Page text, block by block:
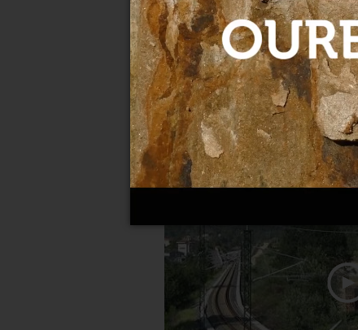
Licitada la base de
Mezquita
08-08-2022